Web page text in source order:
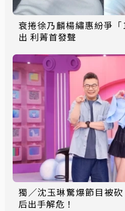
衰捲徐乃麟楊繡惠紛爭
出 利菁首發聲
獨／沈玉琳驚爆節目被
后出手解危！